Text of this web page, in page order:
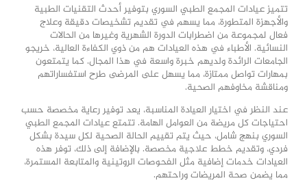
تتميز عيادات المجمع الطبي السوري بتوفير أحدث التقنيات الطبية
والأجهزة المتطورة، مما يسهم في تقديم تشخيصات دقيقة وعلاج
فعال لمجموعة من اضطرابات الدورة الشهرية وغيرها من الحالات
النسائية. الأطباء في هذه العيادات هم من ذوي الكفاءة العالية، خريجو
الجامعات الرائدة ولديهم خبرة واسعة في هذا المجال. كما يتمتعون
بمهارات تواصل ممتازة، مما يسهل على المرضى طرح استفساراتهم
ومناقشة مخاوفهم الصحية.
عند النظر في اختيار العيادة المناسبة، يعد توفير رعاية مخصصة حسب
احتياجات كل مريضة من العوامل الهامة. تتمتع عيادات المجمع الطبي
السوري بنهج شامل، حيث يتم تقييم الحالة الصحية لكل سيدة بشكل
فردي، وتقديم خطط علاجية مخصصة. بالإضافة إلى ذلك، توفر هذه
العيادات خدمات إضافية مثل الفحوصات الروتينية والمتابعة المستمرة،
مما يضمن صحة المريضات وراحتهم.